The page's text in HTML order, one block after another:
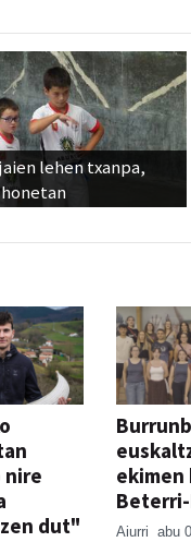
lehen txanpa,
nire
dut"
ekimen
Aiurri abu